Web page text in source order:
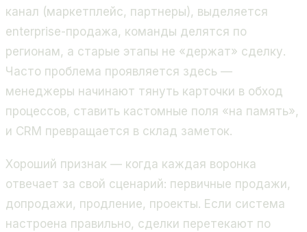
канал (маркетплейс, партнеры), выделяется
enterprise-продажа, команды делятся по
регионам, а старые этапы не «держат» сделку.
Часто проблема проявляется здесь —
менеджеры начинают тянуть карточки в обход
процессов, ставить кастомные поля «на память»,
и CRM превращается в склад заметок.
Хороший признак — когда каждая воронка
отвечает за свой сценарий: первичные продажи,
допродажи, продление, проекты. Если система
настроена правильно, сделки перетекают по